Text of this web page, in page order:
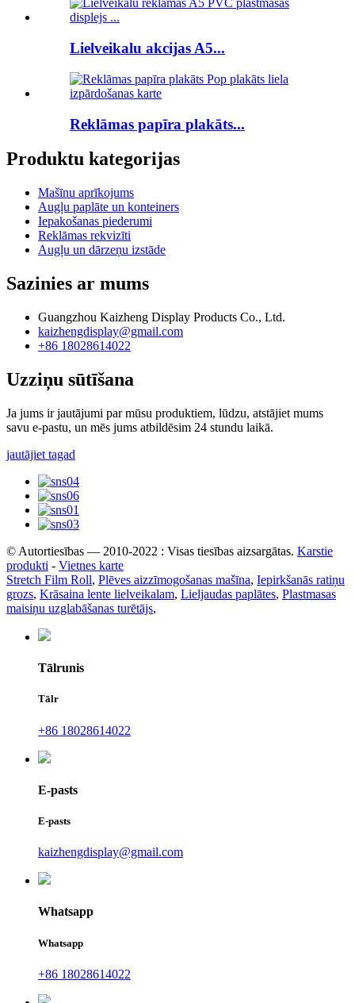
Lielveikalu akcijas A5...
Reklāmas papīra plakāts...
Produktu kategorijas
Mašīnu aprīkojums
Augļu paplāte un konteiners
Iepakošanas piederumi
Reklāmas rekvizīti
Augļu un dārzeņu izstāde
Sazinies ar mums
Guangzhou Kaizheng Display Products Co., Ltd.
kaizhengdisplay@gmail.com
+86 18028614022
Uzziņu sūtīšana
Ja jums ir jautājumi par mūsu produktiem, lūdzu, atstājiet mums
savu e-pastu, un mēs jums atbildēsim 24 stundu laikā.
jautājiet tagad
© Autortiesības — 2010-2022 : Visas tiesības aizsargātas. Karstie
produkti - Vietnes karte
Stretch Film Roll, Plēves aizzīmogošanas mašīna, Iepirkšanās ratiņu
grozs, Krāsaina lente lielveikalam, Lieljaudas paplātes, Plastmasas
maisiņu uzglabāšanas turētājs,
Tālrunis
Tālr
+86 18028614022
E-pasts
E-pasts
kaizhengdisplay@gmail.com
Whatsapp
Whatsapp
+86 18028614022